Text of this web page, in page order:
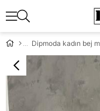
Dipmoda kadın bej